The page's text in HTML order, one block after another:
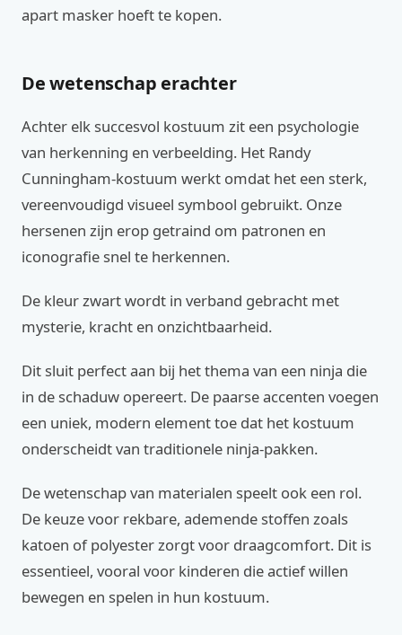
apart masker hoeft te kopen.
De wetenschap erachter
Achter elk succesvol kostuum zit een psychologie
van herkenning en verbeelding. Het Randy
Cunningham-kostuum werkt omdat het een sterk,
vereenvoudigd visueel symbool gebruikt. Onze
hersenen zijn erop getraind om patronen en
iconografie snel te herkennen.
De kleur zwart wordt in verband gebracht met
mysterie, kracht en onzichtbaarheid.
Dit sluit perfect aan bij het thema van een ninja die
in de schaduw opereert. De paarse accenten voegen
een uniek, modern element toe dat het kostuum
onderscheidt van traditionele ninja-pakken.
De wetenschap van materialen speelt ook een rol.
De keuze voor rekbare, ademende stoffen zoals
katoen of polyester zorgt voor draagcomfort. Dit is
essentieel, vooral voor kinderen die actief willen
bewegen en spelen in hun kostuum.